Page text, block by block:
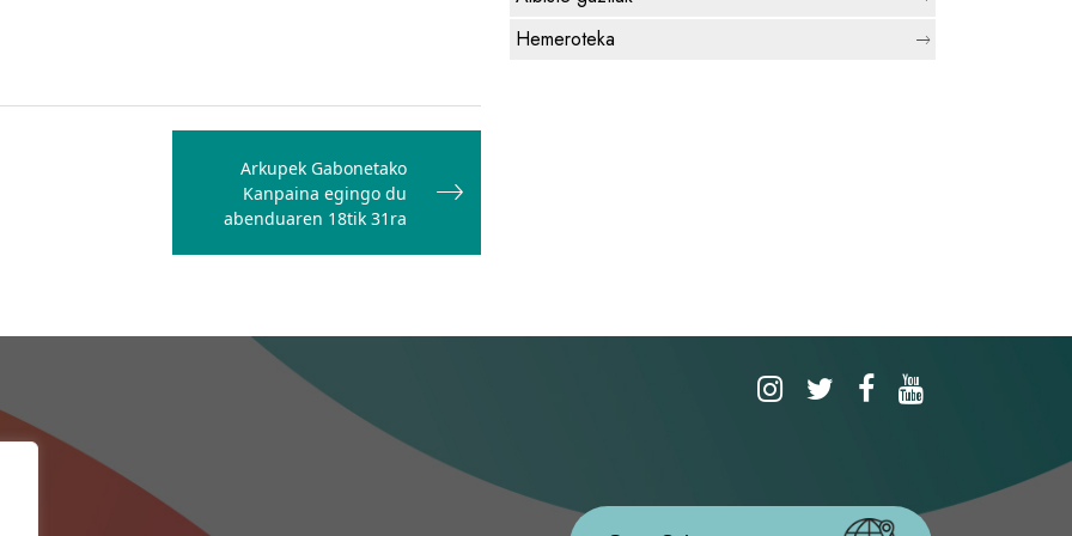
Arkupek Gabonetako
Kanpaina egingo du
abenduaren 18tik 31ra
Hemeroteka